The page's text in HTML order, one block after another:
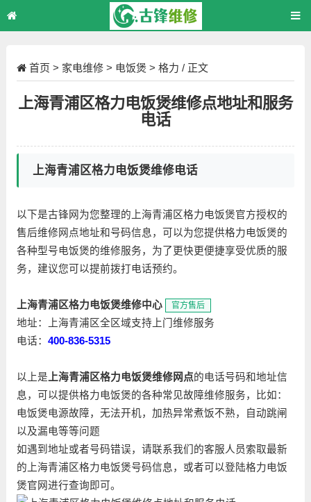
首页 > 家电维修> 电饭煲> 格力 / 正文
上海青浦区格力电饭煲维修点地址和服务
电话
上海青浦区格力电饭煲维修电话
以下是古锋网为您整理的上海青浦区格力电饭煲官方授权的
售后维修网点地址和号码信息，可以为您提供格力电饭煲的
各种型号电饭煲的维修服务，为了更快更便捷享受优质的服
务，建议您可以提前拨打电话预约。
上海青浦区格力电饭煲维修中心 官方售后
地址：上海青浦区全区域支持上门维修服务
电话： 400-836-5315
以上是 上海青浦区格力电饭煲维修网点的电话号码和地址信
息，可以提供格力电饭煲的各种常见故障维修服务，比如：
电饭煲电源故障，无法开机，加热异常煮饭不熟，自动跳闸
以及漏电等等问题
如遇到地址或者号码错误，请联系我们的客服人员索取最新
的上海青浦区格力电饭煲号码信息，或者可以登陆格力电饭
煲官网进行查询即可。